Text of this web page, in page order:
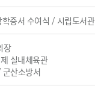
학증서 수여식 / 시립도서관
장
실내체육관
산소방서